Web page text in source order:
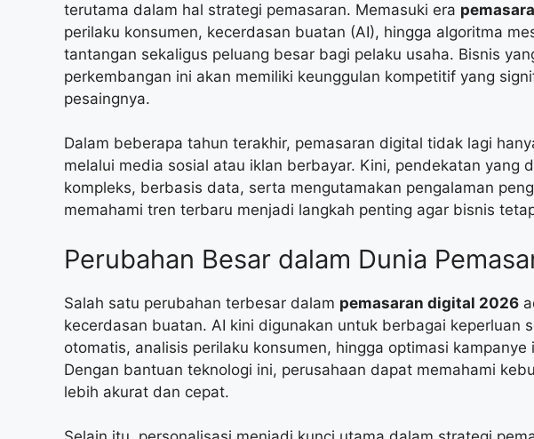
terutama dalam hal strategi pemasaran. Memasuki era
perilaku konsumen, kecerdasan buatan (AI), hingga algoritma
tantangan sekaligus peluang besar bagi pelaku usaha. Bisnis
perkembangan ini akan memiliki keunggulan kompetitif yang
pesaingnya.
Dalam beberapa tahun terakhir, pemasaran digital tidak lagi
melalui media sosial atau iklan berbayar. Kini, pendekatan yang
kompleks, berbasis data, serta mengutamakan pengalaman
memahami tren terbaru menjadi langkah penting agar bisnis
Perubahan Besar dalam Dunia
Salah satu perubahan terbesar dalam pemasaran digital 2026
kecerdasan buatan. AI kini digunakan untuk berbagai keperluan
otomatis, analisis perilaku konsumen, hingga optimasi
Dengan bantuan teknologi ini, perusahaan dapat memahami
lebih akurat dan cepat.